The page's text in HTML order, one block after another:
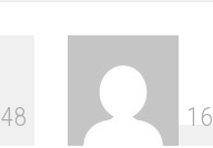
y horario de la protesta?
Justicia
Nacional
Celia Pulido logra un hito
48 1 6